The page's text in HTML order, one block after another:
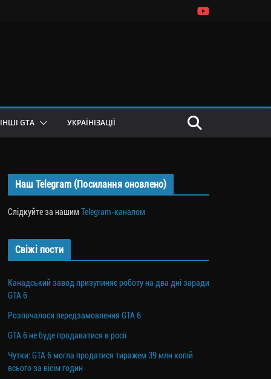
ІНШІ GTA УКРАЇНІЗАЦІЇ
Наш Telegram (Посилання оновлено)
Слідкуйте за нашимTelegram-каналом
Свіжі пости
Канадський завод призупиняє роботу на два дні заради
GTA 6
Розпочалося передзамовлення GTA 6
GTA 6 не буде продаватися в росії
Чутки: GTA 6 могла продатися тиражем 39 млн копій
всього за вісім годин